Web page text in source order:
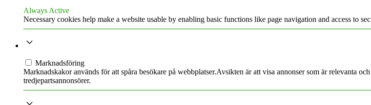
Always Active
Necessary cookies help make a website usable by enabling basic functions like page navigation and access to
Marknadsföring
Marknadskakor används för att spåra besökare på webbplatser.Avsikten är att visa annonser som är relevanta
tredjepartsannonsörer.